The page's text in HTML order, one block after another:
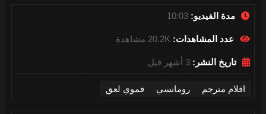
مدة الفيديو: 10:03
عدد المشاهدات: 20.2K مشاهدة
تاريخ النشر: 3 أشهر قبل
افلام مترجم رومانسي فموي لعق